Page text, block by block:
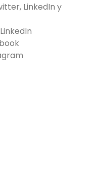
LinkedIn y